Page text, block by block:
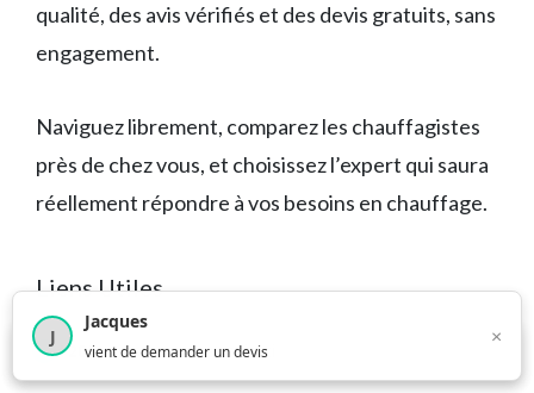
qualité, des avis vérifiés et des devis gratuits, sans
engagement.
Naviguez librement, comparez les chauffagistes
près de chez vous, et choisissez l’expert qui saura
réellement répondre à vos besoins en chauffage.
Liens Utiles
Qui sommes-nous ?
4 210utilisateurs ce mois-ci
J
Jacques
vient de demander un devis
×